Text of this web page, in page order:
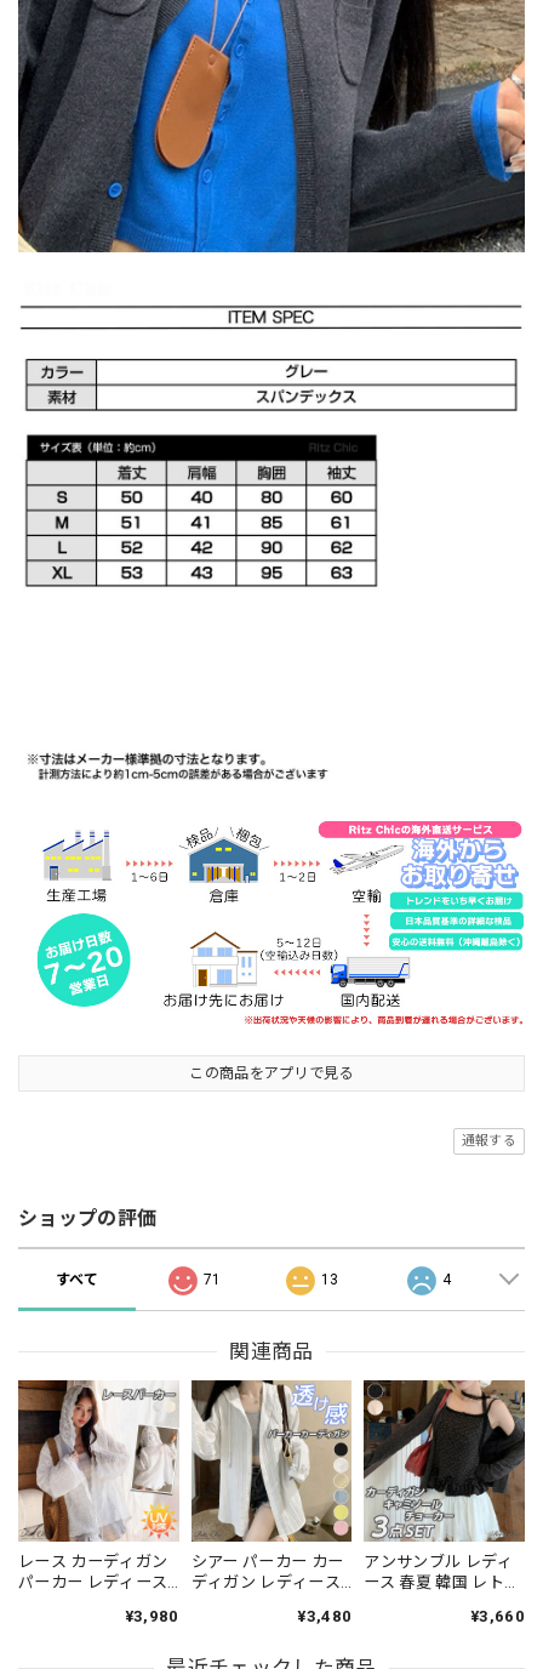
この商品をアプリで見る
通報する
ショップの評価
すべて 71 13 4
関連商品
レース カーディガン
パーカー レディース
フード付き 日焼け対
う 花柄 総レース トッ
¥3,980
シアー パーカー カー
ディガン レディース
薄手 フード付き ロン
リーツ調 UV対策 冷房
¥3,480
アンサンブル レディ
ース 春夏 韓国 レトロ
カーディガン キャミ
カー付き ドット柄 フ
¥3,660